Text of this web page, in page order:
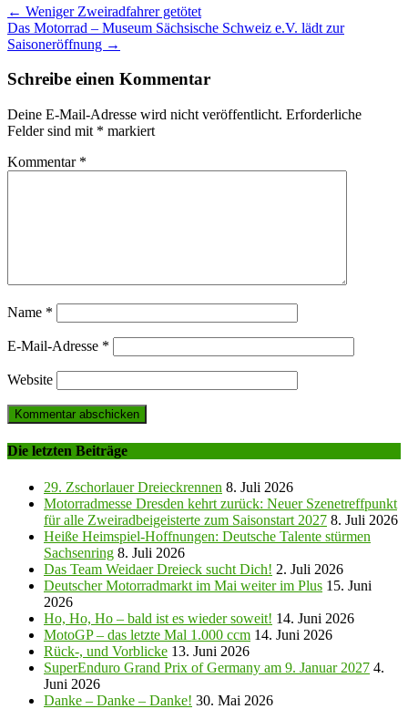
Post
navigation
← Weniger Zweiradfahrer getötet
Das Motorrad – Museum Sächsische Schweiz e.V. lädt zur
Saisoneröffnung →
Schreibe einen Kommentar
Deine E-Mail-Adresse wird nicht veröffentlicht. Erforderliche
Felder sind mit * markiert
Kommentar *
Name *
E-Mail-Adresse *
Website
Die letzten Beiträge
29. Zschorlauer Dreieckrennen 8. Juli 2026
Motorradmesse Dresden kehrt zurück: Neuer Szenetreffpunkt
für alle Zweiradbeigeisterte zum Saisonstart 2027 8. Juli 2026
Heiße Heimspiel-Hoffnungen: Deutsche Talente stürmen
Sachsenring 8. Juli 2026
Das Team Weidaer Dreieck sucht Dich! 2. Juli 2026
Deutscher Motorradmarkt im Mai weiter im Plus 15. Juni
2026
Ho, Ho, Ho – bald ist es wieder soweit! 14. Juni 2026
MotoGP – das letzte Mal 1.000 ccm 14. Juni 2026
Rück-, und Vorblicke 13. Juni 2026
SuperEnduro Grand Prix of Germany am 9. Januar 2027 4.
Juni 2026
Danke – Danke – Danke! 30. Mai 2026